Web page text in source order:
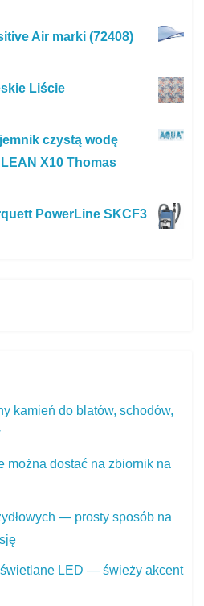
Air marki (72408)
Liście
czystą wodę
X10 Thomas
PowerLine SKCF3
kamień do blatów, schodów,
można dostać na zbiornik na
— prosty sposób na
LED — świeży akcent